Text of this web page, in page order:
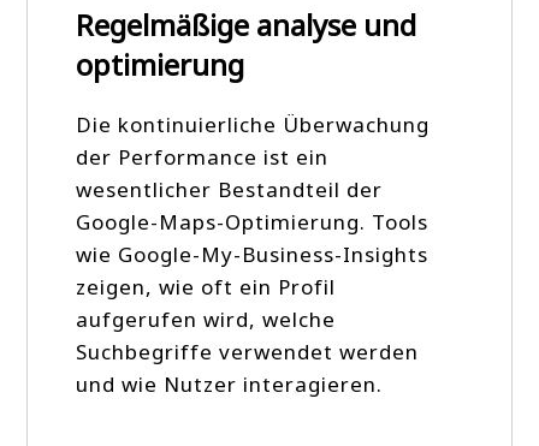
Regelmäßige analyse und
optimierung
Die kontinuierliche Überwachung
der Performance ist ein
wesentlicher Bestandteil der
Google-Maps-Optimierung. Tools
wie Google-My-Business-Insights
zeigen, wie oft ein Profil
aufgerufen wird, welche
Suchbegriffe verwendet werden
und wie Nutzer interagieren.